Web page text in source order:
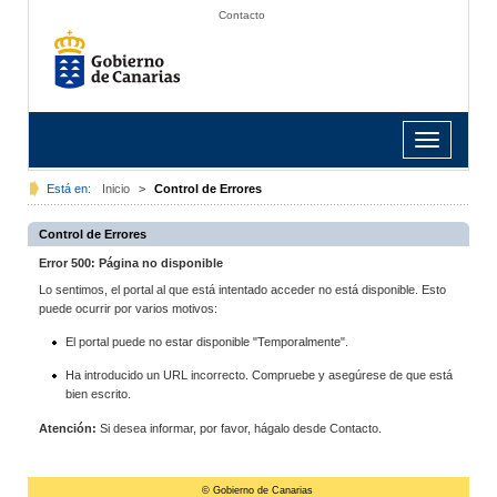
Contacto
Toggle
navigation
Está en: Inicio > Control de Errores
Control de Errores
Error 500: Página no disponible
Lo sentimos, el portal al que está intentado acceder no está disponible. Esto
puede ocurrir por varios motivos:
El portal puede no estar disponible "Temporalmente".
Ha introducido un URL incorrecto. Compruebe y asegúrese de que está
bien escrito.
Atención: Si desea informar, por favor, hágalo desde Contacto.
© Gobierno de Canarias